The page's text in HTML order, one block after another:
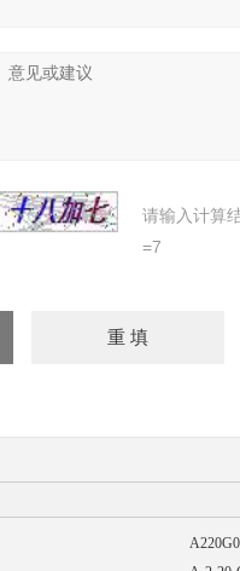
请输入计算
=7